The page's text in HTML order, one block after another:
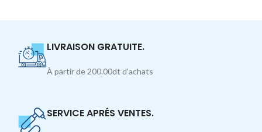
LIVRAISON GRATUITE.
À partir de 200.00dt d'achats
SERVICE APRÉS VENTES.